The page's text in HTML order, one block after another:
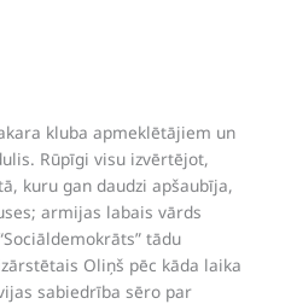
kluba apmeklētājiem un
Rūpīgi visu izvērtējot,
kuru gan daudzi apšaubīja,
armijas labais vārds
tādu
Oliņš pēc kāda laika
sabiedrība sēro par